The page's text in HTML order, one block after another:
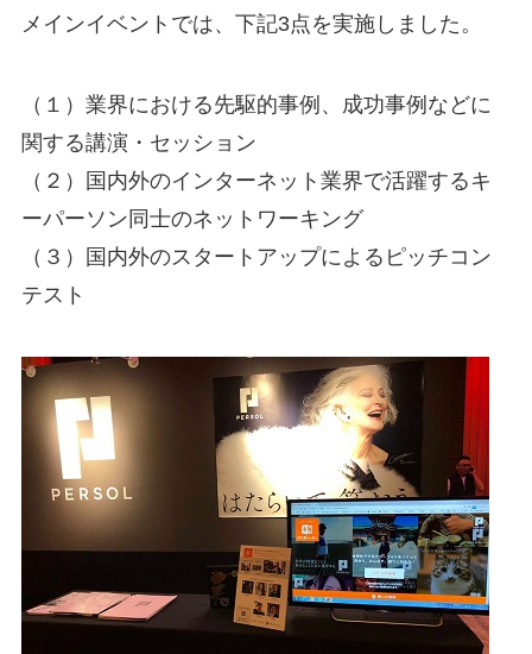
メインイベントでは、下記3点を実施しました。
（１）業界における先駆的事例、成功事例などに
関する講演・セッション
（２）国内外のインターネット業界で活躍するキ
ーパーソン同士のネットワーキング
（３）国内外のスタートアップによるピッチコン
テスト